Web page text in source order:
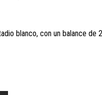
blanco, con un balance